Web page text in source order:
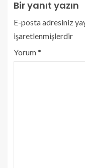
Bir yanıt yazın
E-posta adresiniz
işaretlenmişlerdir
Yorum*